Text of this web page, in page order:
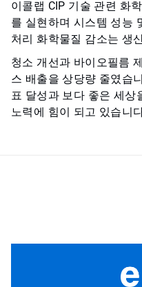
이콜랩 CIP 기술 관련 화
를 실현하며 시스템 성능
처리 화학물질 감소는 생
청소 개선과 바이오필름
스 배출을 상당량 줄였습
표 달성과 보다 좋은 세상
노력에 힘이 되고 있습니